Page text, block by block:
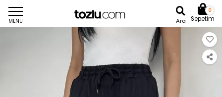
MENU Ara
0
Sepetim